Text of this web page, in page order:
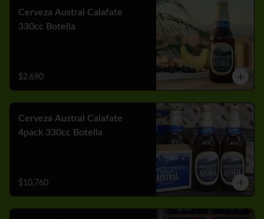
Cerveza Austral Calafate
330cc Botella
$2.690
Cerveza Austral Calafate
4pack 330cc Botella
$10.760